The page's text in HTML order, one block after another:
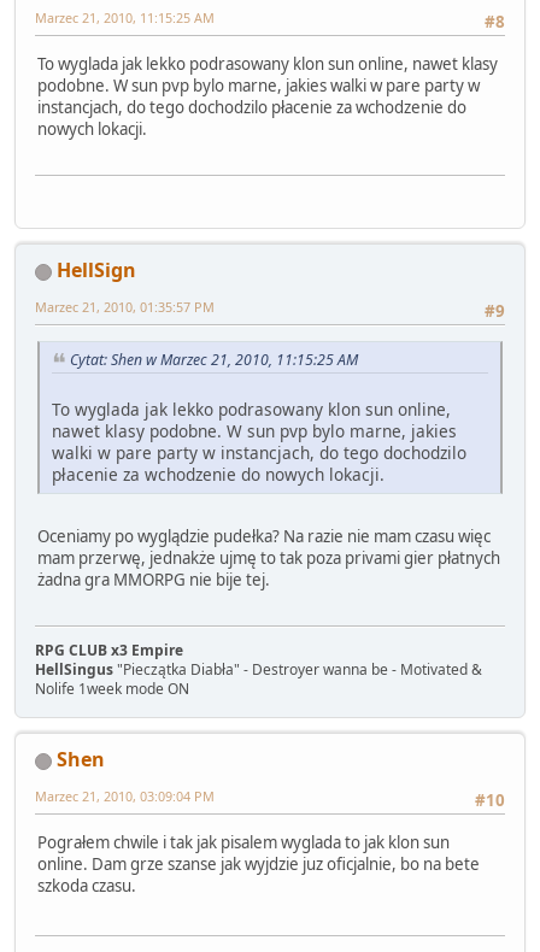
#8
Marzec 21, 2010, 11:15:25 AM
To wyglada jak lekko podrasowany klon sun online, nawet klasy
podobne. W sun pvp bylo marne, jakies walki w pare party w
instancjach, do tego dochodzilo płacenie za wchodzenie do
nowych lokacji.
HellSign
#9
Marzec 21, 2010, 01:35:57 PM
Cytat: Shen w Marzec 21, 2010, 11:15:25 AM
To wyglada jak lekko podrasowany klon sun online,
nawet klasy podobne. W sun pvp bylo marne, jakies
walki w pare party w instancjach, do tego dochodzilo
płacenie za wchodzenie do nowych lokacji.
Oceniamy po wyglądzie pudełka? Na razie nie mam czasu więc
mam przerwę, jednakże ujmę to tak poza privami gier płatnych
żadna gra MMORPG nie bije tej.
RPG CLUB x3 Empire
HellSingus"Pieczątka Diabła" - Destroyer wanna be - Motivated &
Nolife 1week mode ON
Shen
#10
Marzec 21, 2010, 03:09:04 PM
Pograłem chwile i tak jak pisalem wyglada to jak klon sun
online. Dam grze szanse jak wyjdzie juz oficjalnie, bo na bete
szkoda czasu.